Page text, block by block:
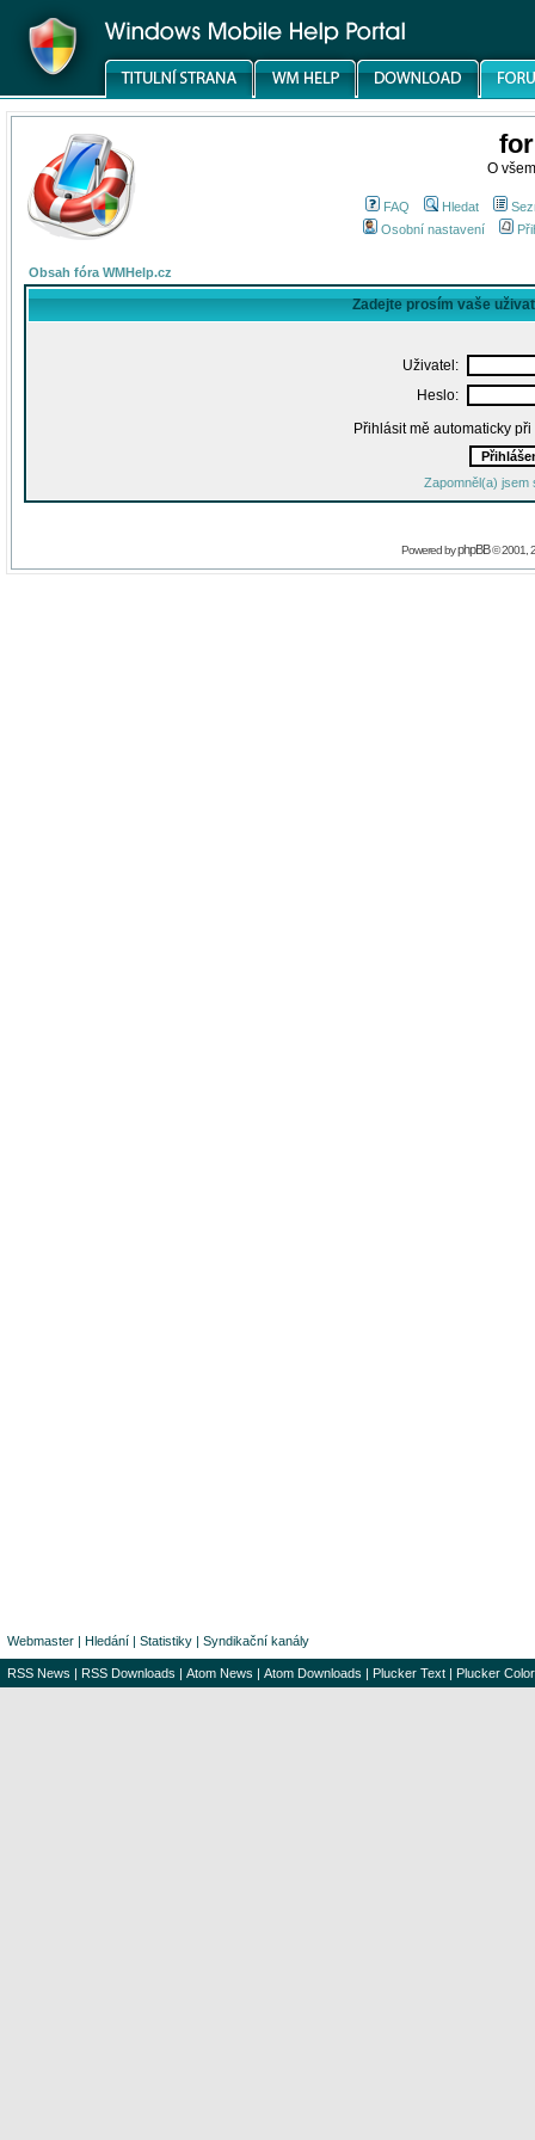
O
FAQ Hledat
Osobní nastavení
Obsah fóra WMHelp.cz
Zadejte prosím vaše
Uživatel:
Heslo:
Přihlásit mě automaticky
Zapomněl(a) jsem
Powered byphpBB© 2001,
Webmaster | Hledání | Statistiky | Syndikační kanály
RSS News | RSS Downloads | Atom News | Atom Downloads | Plucker Text | Plucker Color